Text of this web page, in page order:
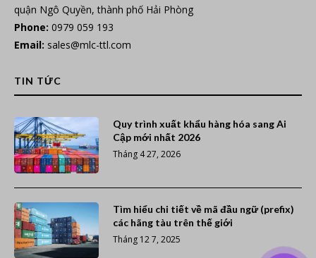
quận Ngô Quyền, thành phố Hải Phòng
Phone: 0979 059 193
Email: sales@mlc-ttl.com
TIN TỨC
Quy trình xuất khẩu hàng hóa sang Ai
Cập mới nhất 2026
Tháng 4 27, 2026
Tìm hiểu chi tiết về mã đầu ngữ (prefix)
các hãng tàu trên thế giới
Tháng 12 7, 2025